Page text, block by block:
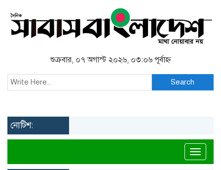
শুক্রবার, ০৭ অগাস্ট ২০২৬, ০৩:০৬ পূর্বাহ্ন
Search
নোটিশ: